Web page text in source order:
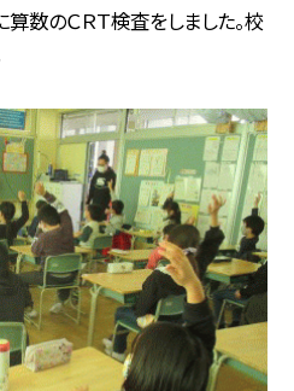
数のＣＲＴ検査をしました。校